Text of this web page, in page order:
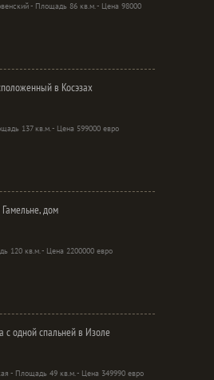
- Площадь 86 кв.м. - Цена 98000
в Косэзах
137 кв.м. - Цена 599000 евро
дом
120 кв.м. - Цена 2200000 евро
с одной спальней в Изоле
- Площадь 49 кв.м. - Цена 349990 евро